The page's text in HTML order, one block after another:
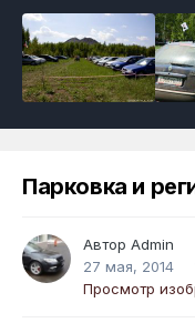
Парковка и
Автор Admin
27 мая, 2014
Просмотр